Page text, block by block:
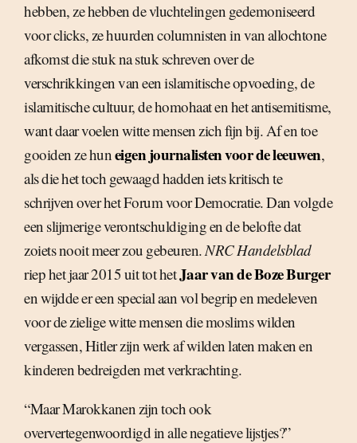
hebben, ze hebben de vluchtelingen gedemoniseerd
voor clicks, ze huurden columnisten in van allochtone
afkomst die stuk na stuk schreven over de
verschrikkingen van een islamitische opvoeding, de
islamitische cultuur, de homohaat en het antisemitisme,
want daar voelen witte mensen zich fijn bij. Af en toe
gooiden ze huneigen journalisten voor de leeuwen,
als die het toch gewaagd hadden iets kritisch te
schrijven over het Forum voor Democratie. Dan volgde
een slijmerige verontschuldiging en de belofte dat
zoiets nooit meer zou gebeuren.NRC Handelsblad
riep het jaar 2015 uit tot hetJaar van de Boze Burger
en wijdde er een special aan vol begrip en medeleven
voor de zielige witte mensen die moslims wilden
vergassen, Hitler zijn werk af wilden laten maken en
kinderen bedreigden met verkrachting.
“Maar Marokkanen zijn toch ook
oververtegenwoordigd in alle negatieve lijstjes?”